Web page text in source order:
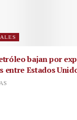
bajan por
entre Estados